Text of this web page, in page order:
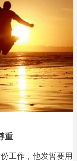
重
工作，他发誓要用